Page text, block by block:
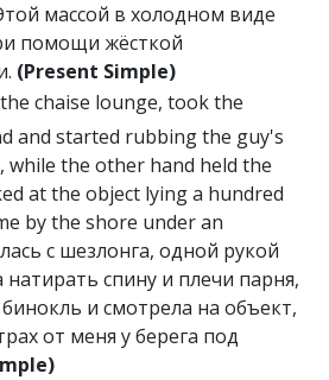
массой в холодном виде
помощи жёсткой
(Present Simple)
chaise lounge, took the
and started rubbing the guy's
while the other hand held the
at the object lying a hundred
by the shore under an
с шезлонга, одной рукой
натирать спину и плечи парня,
и смотрела на объект,
от меня у берега под